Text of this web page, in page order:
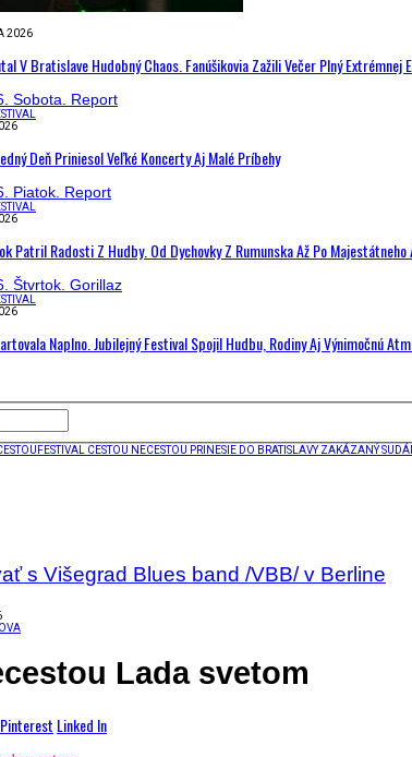
2026
V Bratislave Hudobný Chaos. Fanúšikovia Zažili Večer Plný Extrémnej
Deň Priniesol Veľké Koncerty Aj Malé Príbehy
Patril Radosti Z Hudby. Od Dychovky Z Rumunska Až Po Majestátneho
Naplno. Jubilejný Festival Spojil Hudbu, Rodiny Aj Výnimočnú
FESTIVAL CESTOU NECESTOU PRINESIE DO BRATISLAVY ZAKÁZANÝ
s Višegrad Blues band /VBB/ v Berline
Lada svetom
Pinterest Linked In